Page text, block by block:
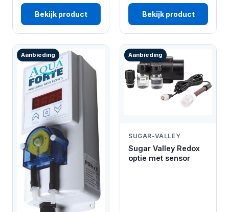
Bekijk product Bekijk product
Aanbieding Aanbieding
SUGAR-VALLEY
Sugar Valley Redox
optie met sensor